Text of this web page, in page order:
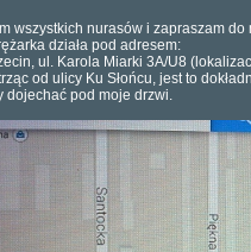
wszystkich nurasów i zapraszam
działa pod adresem:
ul. Karola Miarki 3A/U8
od ulicy Ku Słońcu, jest to
dojechać pod moje drzwi.